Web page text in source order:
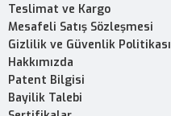
Teslimat ve Kargo
Mesafeli Satış Sözleşmesi
Gizlilik ve Güvenlik Politikası
Hakkımızda
Patent Bilgisi
Bayilik Talebi